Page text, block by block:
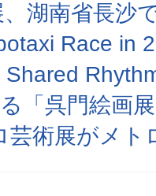
湖南省長沙
「呉門絵画
芸術展がメト